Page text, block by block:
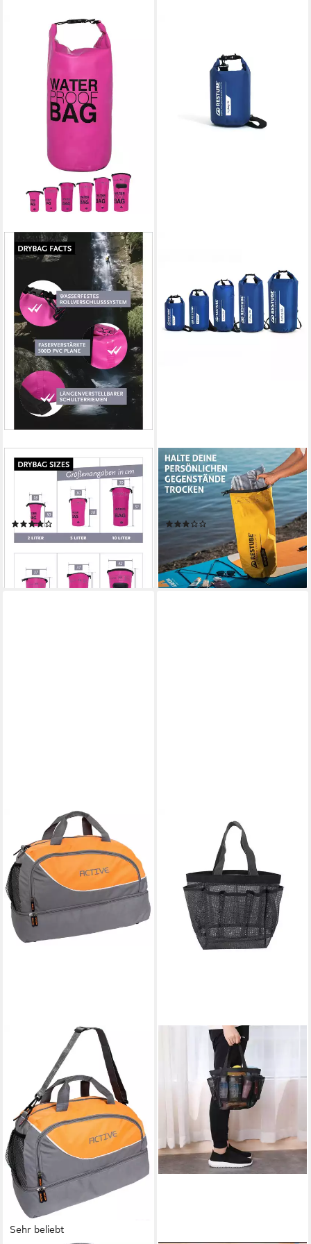
DONDON
Drybag Beutel Trockentasche
Trockenbeutel, wasserdichter
outdoor Drybag
ab 15,99 €
RESTUBE
Drybag, für Reisen, Kayak &
SUP, wasserdichter Packsack,
schwimmfähig, 5-40 L
(2)
ab 14,99 €
lieferbar - in 3-4 Werktagen bei dir
Sehr beliebt